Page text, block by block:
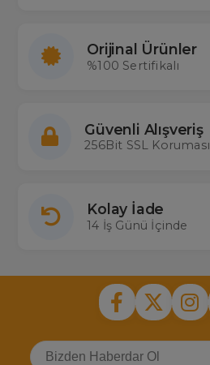
Orijinal Ürünler
%100 Sertifikalı
Güvenli Alışveriş
256Bit SSL Koruması
Kolay İade
14 İş Günü İçinde